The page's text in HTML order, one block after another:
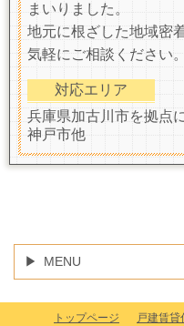
まいりました。
地元に根ざした地域密
気軽にご相談ください。
対応エリア
兵庫県加古川市を拠点
神戸市他
MENU
トップページ 戸建賃